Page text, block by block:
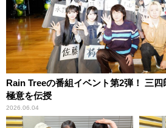
Rain Treeの番組イベント第2弾！ 三
極意を伝授
2026.06.04